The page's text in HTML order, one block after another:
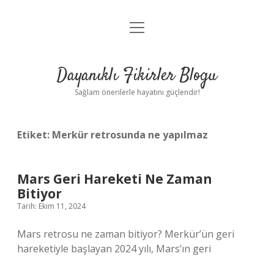
Anasayfa
Yasal Uyarı
menüyü
Dayanıklı Fikirler Blogu
Sağlam önerilerle hayatını güçlendir!
Etiket: Merkür retrosunda ne yapılmaz
Mars Geri Hareketi Ne Zaman
Bitiyor
Tarih: Ekim 11, 2024
Mars retrosu ne zaman bitiyor? Merkür’ün geri
hareketiyle başlayan 2024 yılı, Mars’ın geri